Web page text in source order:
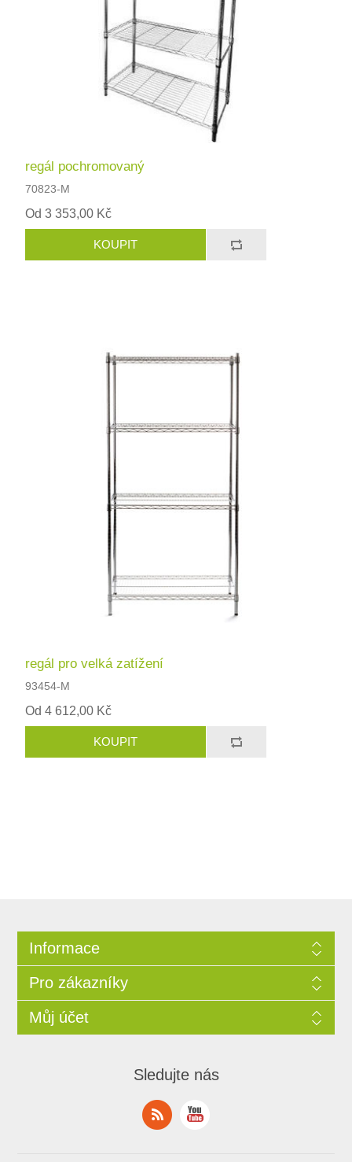
regál pochromovaný
70823-M
Od 3 353,00 Kč
regál pro velká zatížení
93454-M
Od 4 612,00 Kč
Informace
Pro zákazníky
Můj účet
Sledujte nás